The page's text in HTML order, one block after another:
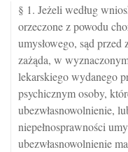
§ 1. Jeżeli według
orzeczone z powodu
umysłowego, sąd
zażąda, w
lekarskiego wydanego
psychicznym osoby,
ubezwłasnowolnienie,
niepełnosprawności
ubezwłasnowolnienie